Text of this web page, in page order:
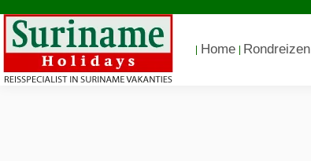
Home Rondreizen